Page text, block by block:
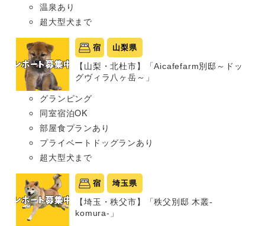
温泉あり
超大型犬まで
宿 山梨県
【山梨・北杜市】「Aicafefarm別邸～ドッ
グヴィラ八ヶ岳～」
グランピング
同室宿泊OK
部屋食プランあり
プライベートドッグランあり
超大型犬まで
宿 埼玉県
【埼玉・秩父市】「秩父別邸 木叢-
komura-」